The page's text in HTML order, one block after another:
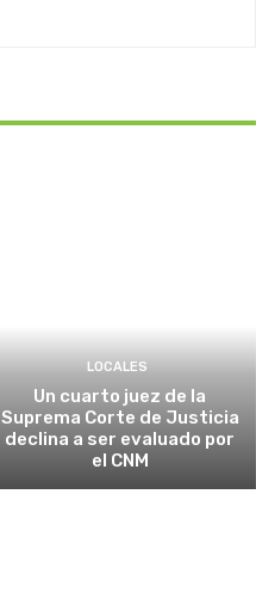
LOCALES
Un cuarto juez de la
Suprema Corte de Justicia
declina a ser evaluado por
el CNM